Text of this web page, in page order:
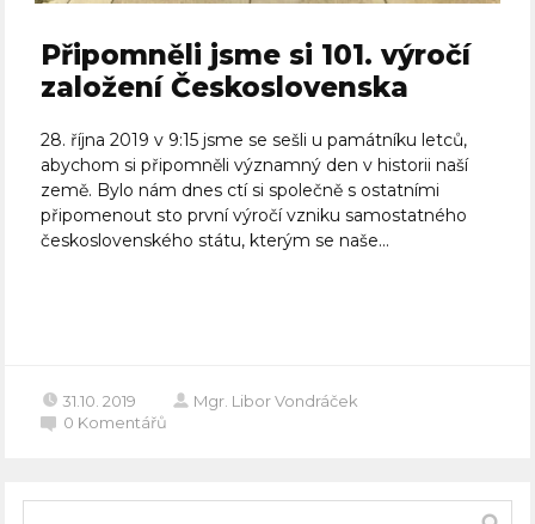
Připomněli jsme si 101. výročí
založení Československa
28. října 2019 v 9:15 jsme se sešli u památníku letců,
abychom si připomněli významný den v historii naší
země. Bylo nám dnes ctí si společně s ostatními
připomenout sto první výročí vzniku samostatného
československého státu, kterým se naše...
31.10. 2019
Mgr. Libor Vondráček
0 Komentářů